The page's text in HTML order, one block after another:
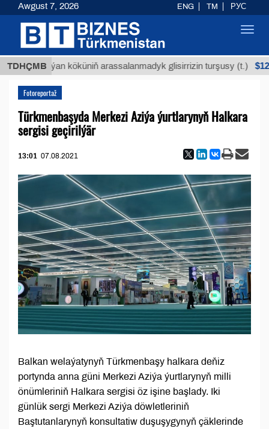
TDHÇMB
Buýan köküniň arassalanmadyk glisirrizin turşusy (t.) $12935,18
Fotoreportaž
Türkmenbaşyda Merkezi Aziýa ýurtlarynyň Halkara
sergisi geçirilýär
13:01 07.08.2021
Balkan welaýatynyň Türkmenbaşy halkara deňiz
portynda anna güni Merkezi Aziýa ýurtlarynyň milli
önümleriniň Halkara sergisi öz işine başlady. Iki
günlük sergi Merkezi Aziýa döwletleriniň
Baştutanlarynyň konsultatiw duşuşygynyň çäklerinde
Awgust 7, 2026 ENG TM РУС